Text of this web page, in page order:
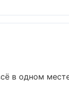
в одном